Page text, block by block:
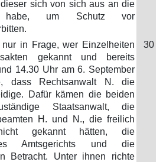
sich von sich aus an die
habe, um Schutz vor
in Frage, wer Einzelheiten
gekannt und bereits
14.30 Uhr am 6. September
dass Rechtsanwalt N. die
Dafür kämen die beiden
Staatsanwalt, die
H. und N., die freilich
gekannt hätten, die
Amtsgerichts und die
Betracht. Unter ihnen richte
30